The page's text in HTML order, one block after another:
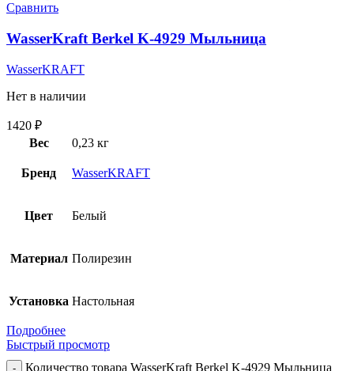
Сравнить
WasserKraft Berkel K-4929 Мыльница
WasserKRAFT
Нет в наличии
1420 ₽
Вес
0,23 кг
Бренд WasserKRAFT
Цвет Белый
Материал Полирезин
Установка Настольная
Подробнее
Быстрый просмотр
Количество товара WasserKraft Berkel K-4929 Мыльница